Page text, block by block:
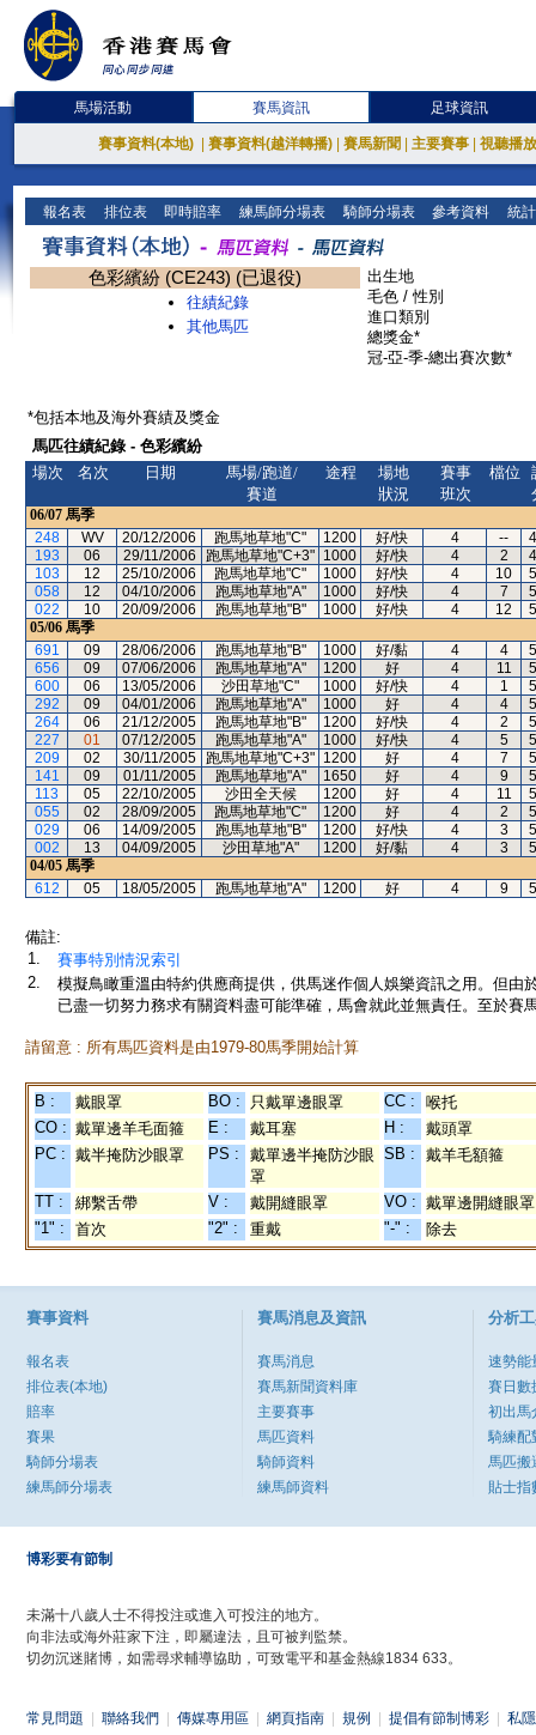
馬場活動 賽馬資訊 足球資訊
賽事資料(本地) 賽事資料(越洋轉播) 賽馬新聞 主要賽事 視聽播
報名表 排位表 即時賠率 練馬師分場表 騎師分場表 參考資料 統
色彩繽紛 (CE243) (已退役)
往績紀錄
其他馬匹
出生地
毛色 / 性別
進口類別
總獎金*
冠-亞-季-總出賽次數*
*包括本地及海外賽績及獎金
馬匹往績紀錄 - 色彩繽紛
場次
名次 日期
馬場/跑道/
賽道
途程
場地
狀況
賽事
班次
檔位
06/07 馬季
248
WV 20/12/2006 跑馬地草地"C" 1200 好/快 4 --
193
06 29/11/2006 跑馬地草地"C+3" 1000 好/快 4 2
103
12 25/10/2006 跑馬地草地"C" 1000 好/快 4 10
058
12 04/10/2006 跑馬地草地"A" 1000 好/快 4 7
022
10 20/09/2006 跑馬地草地"B" 1000 好/快 4 12
05/06 馬季
691
09 28/06/2006 跑馬地草地"B" 1000 好/黏 4 4
656
09 07/06/2006 跑馬地草地"A" 1200 好 4 11
600
06 13/05/2006 沙田草地"C" 1000 好/快 4 1
292
09 04/01/2006 跑馬地草地"A" 1000 好 4 4
264
06 21/12/2005 跑馬地草地"B" 1200 好/快 4 2
227
01 07/12/2005 跑馬地草地"A" 1000 好/快 4 5
209
02 30/11/2005 跑馬地草地"C+3" 1200 好 4 7
141
09 01/11/2005 跑馬地草地"A" 1650 好 4 9
113
05 22/10/2005 沙田全天候 1200 好 4 11
055
02 28/09/2005 跑馬地草地"C" 1200 好 4 2
029
06 14/09/2005 跑馬地草地"B" 1200 好/快 4 3
002
13 04/09/2005 沙田草地"A" 1200 好/黏 4 3
04/05 馬季
612
05 18/05/2005 跑馬地草地"A" 1200 好 4 9
備註:
1.
賽事特別情況索引
2.
模擬鳥瞰重溫由特約供應商提供，供馬迷作個人娛樂資訊之用。但
已盡一切努力務求有關資料盡可能準確，馬會就此並無責任。至於賽
請留意 : 所有馬匹資料是由1979-80馬季開始計算
B : 戴眼罩 BO : 只戴單邊眼罩 CC :
喉托
CO : 戴單邊羊毛面箍 E : 戴耳塞 H :
戴頭罩
PC : 戴半掩防沙眼罩 PS :
戴單邊半掩防沙眼
罩
SB : 戴羊毛額箍
TT : 綁繫舌帶 V : 戴開縫眼罩 VO : 戴單邊開縫眼罩
"1" :
首次 "2" : 重戴 "-" : 除去
賽事資料
報名表
排位表(本地)
賠率
賽果
騎師分場表
練馬師分場表
賽馬消息及資訊
賽馬消息
賽馬新聞資料庫
主要賽事
馬匹資料
騎師資料
練馬師資料
分析
速勢能
賽日數
初出馬
騎練配
馬匹搬
貼士指
博彩要有節制
未滿十八歲人士不得投注或進入可投注的地方。
向非法或海外莊家下注，即屬違法，且可被判監禁。
切勿沉迷賭博，如需尋求輔導協助，可致電平和基金熱線1834 633。
常見問題 聯絡我們 傳媒專用區 網頁指南 規例 提倡有節制博彩 私